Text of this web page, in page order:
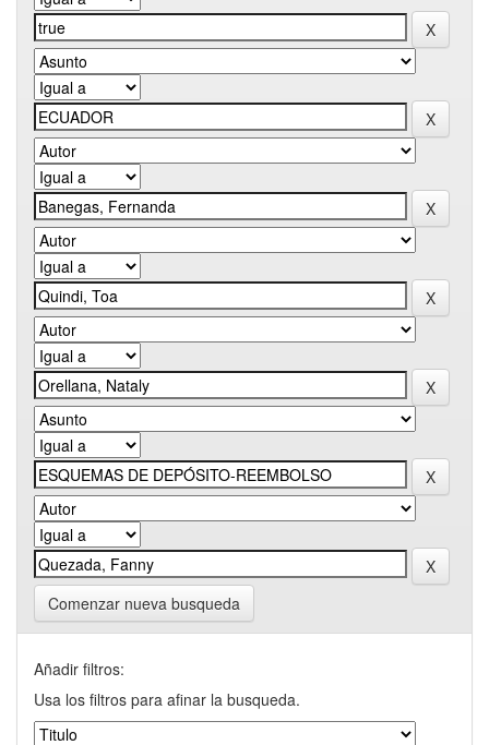
Comenzar nueva busqueda
Añadir filtros:
Usa los filtros para afinar la busqueda.